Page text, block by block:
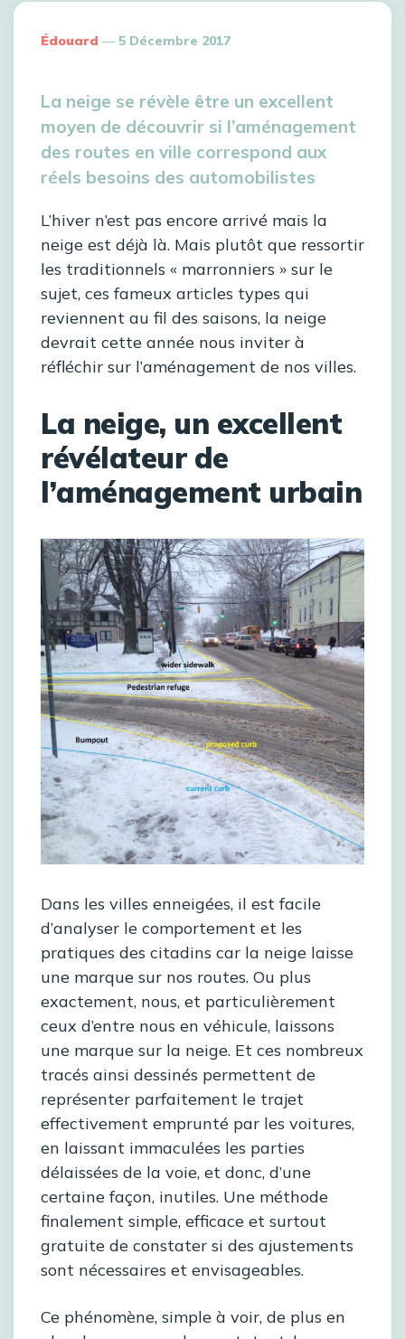
Édouard 5 Décembre 2017
La neige se révèle être un excellent
moyen de découvrir si l’aménagement
des routes en ville correspond aux
réels besoins des automobilistes
L’hiver n’est pas encore arrivé mais la
neige est déjà là. Mais plutôt que ressortir
les traditionnels « marronniers » sur le
sujet, ces fameux articles types qui
reviennent au fil des saisons, la neige
devrait cette année nous inviter à
réfléchir sur l’aménagement de nos villes.
La neige, un excellent
révélateur de
l’aménagement urbain
Dans les villes enneigées, il est facile
d’analyser le comportement et les
pratiques des citadins car la neige laisse
une marque sur nos routes. Ou plus
exactement, nous, et particulièrement
ceux d’entre nous en véhicule, laissons
une marque sur la neige. Et ces nombreux
tracés ainsi dessinés permettent de
représenter parfaitement le trajet
effectivement emprunté par les voitures,
en laissant immaculées les parties
délaissées de la voie, et donc, d’une
certaine façon, inutiles. Une méthode
finalement simple, efficace et surtout
gratuite de constater si des ajustements
sont nécessaires et envisageables.
Ce phénomène, simple à voir, de plus en